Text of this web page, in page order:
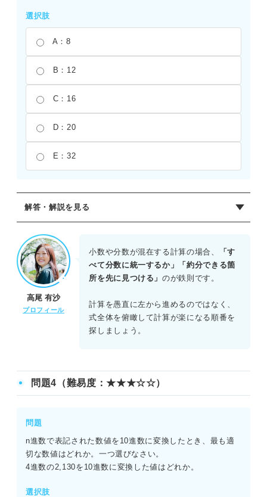
選択肢
A：8
B：12
C：16
D：20
E：32
解答・解説を見る
正解：C
与式＝576×5/72÷2.5＝40÷2.5＝16となる。576を72で割る
と8になる。最後に小数の割り算があるため、桁数に注意し
て計算を進める必要がある。ほかにも分数を小数に変換す
る方法があるが、約分を優先したほうがミスは少なくな
る。
高尾 有沙
プロフィール
小数や分数が混在する計算の場合、
「す
べて分数に統一するか」「約分できる箇
所を先に見つける」のが鉄則です。
計算を愚直に左から進めるのではなく、
式全体を俯瞰して計算が楽になる順番を
探しましょう。
問題4（難易度：★★★☆☆）
問題
n進数で表記された数値を10進数に変換したとき、最も適
切な数値はどれか。一つ選びなさい。
4進数の2,130を10進数に変換した値はどれか。
選択肢